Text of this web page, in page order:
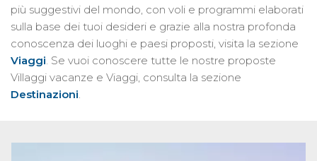
più suggestivi del mondo, con voli e programmi elaborati
sulla base dei tuoi desideri e grazie alla nostra profonda
conoscenza dei luoghi e paesi proposti, visita la sezione
Viaggi. Se vuoi conoscere tutte le nostre proposte
Villaggi vacanze e Viaggi, consulta la sezione
Destinazioni.